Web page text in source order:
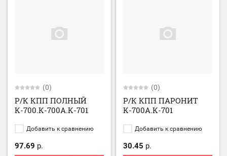
(0)
Р/К КПП ПОЛНЫЙ
К-700.К-700А.К-701
Добавить к сравнению
97.69 р.
(0)
Р/К КПП ПАРОНИТ
К-700А.К-701
Добавить к сравнению
30.45 р.